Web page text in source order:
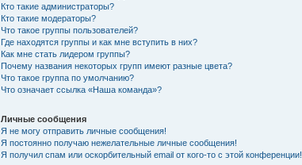
Кто такие администраторы?
Кто такие модераторы?
Что такое группы пользователей?
Где находятся группы и как мне вступить в них?
Как мне стать лидером группы?
Почему названия некоторых групп имеют разные цвета?
Что такое группа по умолчанию?
Что означает ссылка «Наша команда»?
Личные сообщения
Я не могу отправить личные сообщения!
Я постоянно получаю нежелательные личные сообщения!
Я получил спам или оскорбительный email от кого-то с этой конференции!